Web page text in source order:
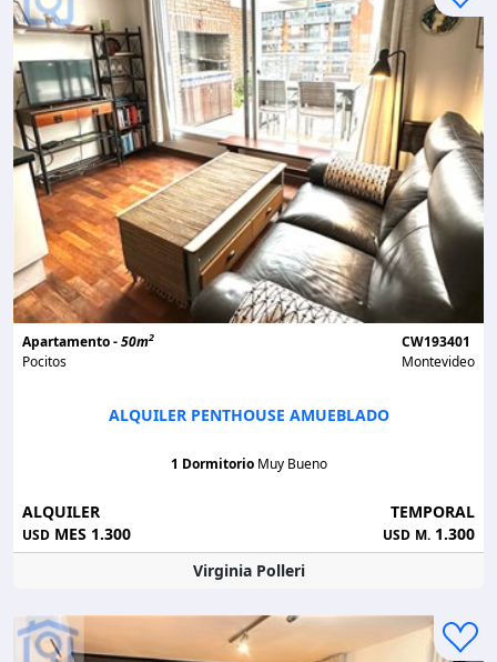
Apartamento -50m2
Pocitos
CW193401
Montevideo
ALQUILER PENTHOUSE AMUEBLADO
1 Dormitorio Muy Bueno
ALQUILER
USD MES 1.300
TEMPORAL
USD M. 1.300
Virginia Polleri